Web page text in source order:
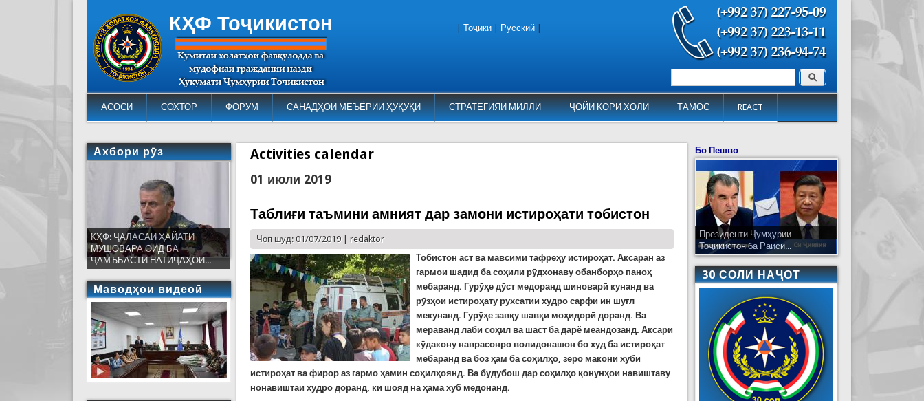
КҲФ Тоҷикистон
АСОСӢ СОХТОР ФОРУМ САНАДҲОИ МЕЪЁРИИ ҲУҚУҚӢ СТРАТЕГИЯИ МИЛЛӢ ҶОЙИ КОРИ ХОЛӢ ТАМОС REACT
Форма поиска Поиск
Тоҷикӣ Русский
Activities calendar
01 июли 2019
Таблиғи таъмини амният дар замони истироҳати тобистон
Чоп шуд: 01/07/2019 |redaktor
Тобистон аст ва мавсими тафреҳу истироҳат. Аксаран аз
гармои шадид ба соҳили рӯдхонаву обанборҳо паноҳ
мебаранд. Гурӯҳе дӯст медоранд шиноварӣ кунанд ва
рӯзҳои истироҳату рухсатии худро сарфи ин шуғл
мекунанд. Гурӯҳе завқу шавқи моҳидорӣ доранд. Ва
мераванд лаби соҳил ва шаст ба дарё меандозанд. Аксари
кӯдакону наврасонро волидонашон бо худ ба истироҳат
мебаранд ва боз ҳам ба соҳилҳо, зеро макони хуби
истироҳат ва фирор аз гармо ҳамин соҳилҳоянд. Ва будубош дар соҳилҳо қонунҳои навиштаву
нонавиштаи худро доранд, ки шояд на ҳама хуб медонанд.
Ахбори рӯз
КҲФ: ҶАЛАСАИ ҲАЙАТИ
МУШОВАРА ОИД БА
ҶАМЪБАСТИ НАТИҶАҲОИ...
Маводҳои видеоӣ
Бо Пешво
Президенти Ҷумҳурии
Тоҷикистон ба Раиси...
30 СОЛИ НАҶОТ